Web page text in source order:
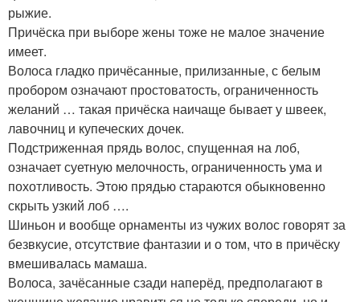
рыжие.
Причёска при выборе жены тоже не малое значение
имеет.
Волоса гладко причёсанные, прилизанные, с белым
пробором означают простоватость, ограниченность
желаний … такая причёска наичаще бывает у швеек,
лавочниц и купеческих дочек.
Подстриженная прядь волос, спущенная на лоб,
означает суетную мелочность, ограниченность ума и
похотливость. Этою прядью стараются обыкновенно
скрыть узкий лоб ….
Шиньон и вообще орнаменты из чужих волос говорят за
безвкусие, отсутствие фантазии и о том, что в причёску
вмешивалась мамаша.
Волоса, зачёсанные сзади наперёд, предполагают в